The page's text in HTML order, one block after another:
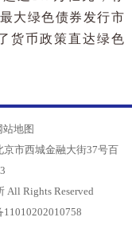
接受第三方核查和
具已累计引导金融
覆盖6000多家市
此带动，截至
额已超过30万亿元
20个百分点。绿色
超过3.7万亿元，
最大绿色债券发
了货币政策直达绿